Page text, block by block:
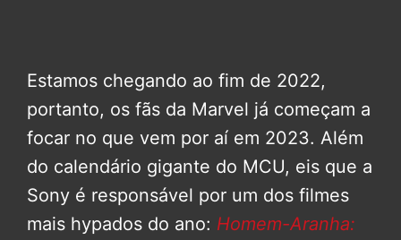
Estamos chegando ao fim de 2022,
portanto, os fãs da Marvel já começam a
focar no que vem por aí em 2023. Além
do calendário gigante do MCU, eis que a
Sony é responsável por um dos filmes
mais hypados do ano: Homem-Aranha: